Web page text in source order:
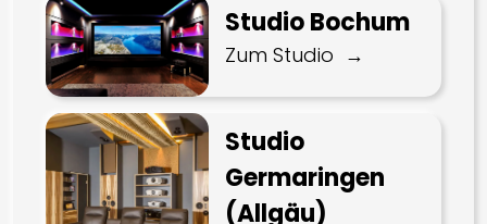
Studio Bochum
Zum Studio
Studio
Germaringen
(Allgäu)